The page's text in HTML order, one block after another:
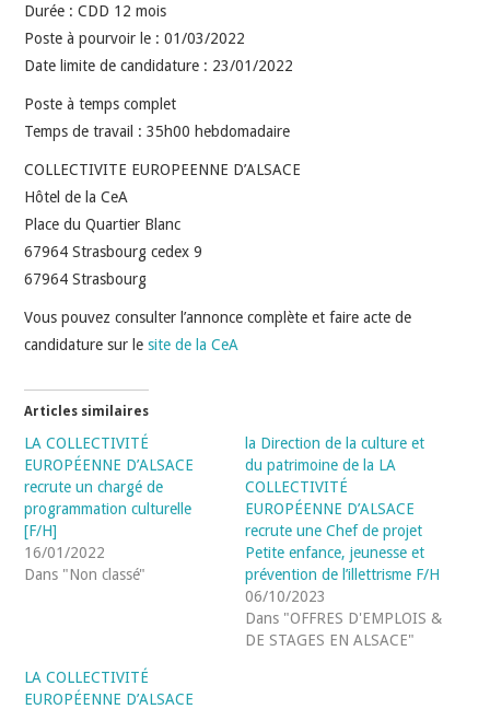
Durée : CDD 12 mois
Poste à pourvoir le : 01/03/2022
Date limite de candidature : 23/01/2022
Poste à temps complet
Temps de travail : 35h00 hebdomadaire
COLLECTIVITE EUROPEENNE D’ALSACE
Hôtel de la CeA
Place du Quartier Blanc
67964 Strasbourg cedex 9
67964 Strasbourg
Vous pouvez consulter l’annonce complète et faire acte de
candidature sur le site de la CeA
Articles similaires
LA COLLECTIVITÉ
EUROPÉENNE D’ALSACE
recrute un chargé de
programmation culturelle
[F/H]
16/01/2022
Dans "Non classé"
la Direction de la culture et
du patrimoine de la LA
COLLECTIVITÉ
EUROPÉENNE D’ALSACE
recrute une Chef de projet
Petite enfance, jeunesse et
prévention de l’illettrisme F/H
06/10/2023
Dans "OFFRES D'EMPLOIS &
DE STAGES EN ALSACE"
LA COLLECTIVITÉ
EUROPÉENNE D’ALSACE